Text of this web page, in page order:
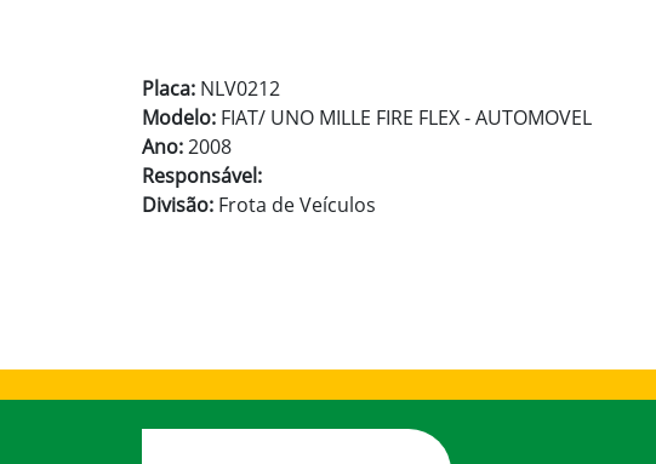
Placa: NLV0212
Modelo: FIAT/ UNO MILLE FIRE FLEX - AUTOMOVEL
Ano:2008
Responsável:
Divisão: Frota de Veículos